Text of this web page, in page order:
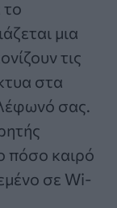
μια
τις
στα
σας.
πόσο καιρό
σε Wi-